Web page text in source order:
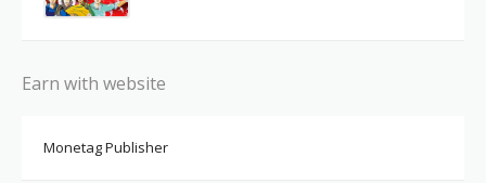
Earn with website
Monetag Publisher